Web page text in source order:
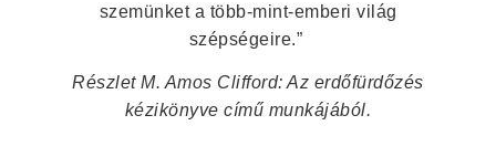
szemünket a több-mint-emberi világ
szépségeire.”
Részlet M. Amos Clifford: Az erdőfürdőzés
kézikönyve című munkájából.